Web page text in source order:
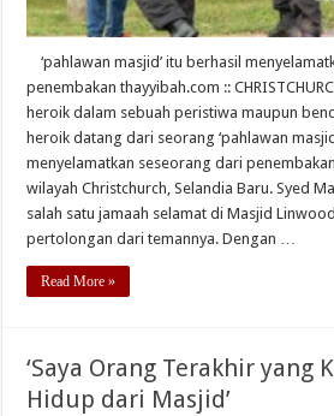
‘pahlawan masjid’ itu berhasil
penembakan thayyibah.com ::
heroik dalam sebuah peristiwa maupun
heroik datang dari seorang ‘pahlawan
menyelamatkan seseorang dari
wilayah Christchurch, Selandia Baru. Syed
salah satu jamaah selamat di Masjid
pertolongan dari temannya. Dengan …
Read More »
‘Saya Orang Terakhir yang
Hidup dari Masjid’